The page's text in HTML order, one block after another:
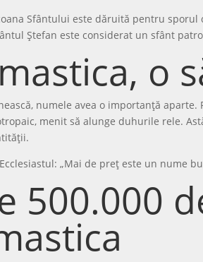
Sfântului este dăruită pentru
Ștefan este considerat un sfânt
o
numele avea o importanță
menit să alunge duhurile rele.
„Mai de preț este un nume
500.000